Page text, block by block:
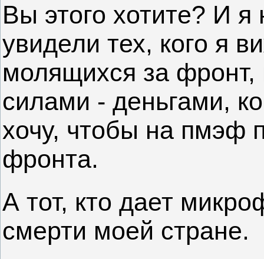
Вы этого хотите? И я
увидели тех, кого я
молящихся за
силами - деньгами,
хочу, чтобы на пмэф
фронта.
А тот, кто дает
смерти моей стране.